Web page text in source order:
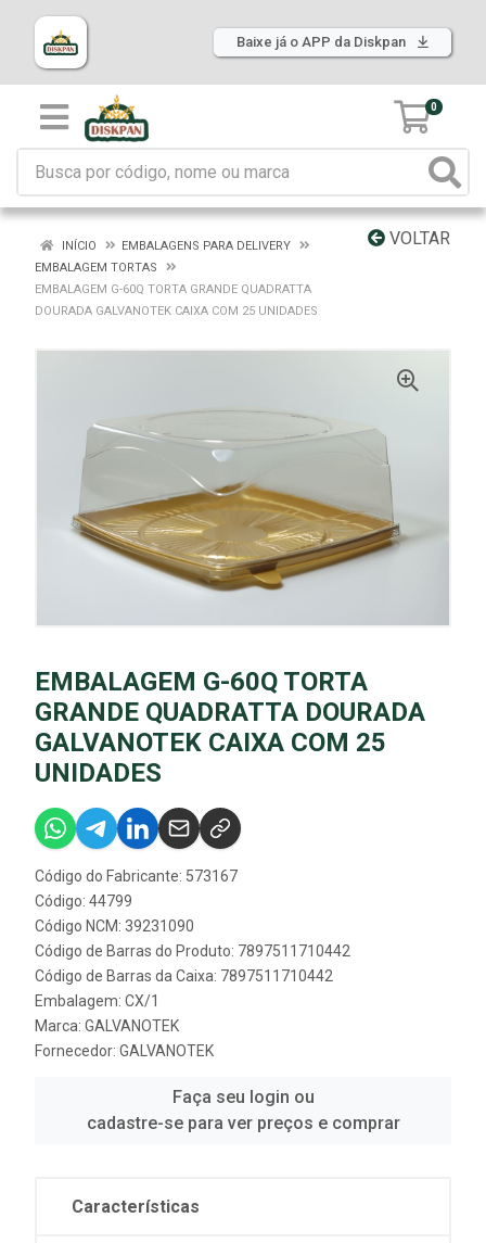
Baixe já o APP da Diskpan
0
VOLTAR
INÍCIO
EMBALAGENS PARA DELIVERY
EMBALAGEM TORTAS
EMBALAGEM G-60Q TORTA GRANDE QUADRATTA
DOURADA GALVANOTEK CAIXA COM 25 UNIDADES
EMBALAGEM G-60Q TORTA
GRANDE QUADRATTA DOURADA
GALVANOTEK CAIXA COM 25
UNIDADES
Código do Fabricante: 573167
Código: 44799
Código NCM: 39231090
Código de Barras do Produto: 7897511710442
Código de Barras da Caixa: 7897511710442
Embalagem: CX/1
Marca: GALVANOTEK
Fornecedor: GALVANOTEK
Faça seu login ou
cadastre-se para ver preços e comprar
Características